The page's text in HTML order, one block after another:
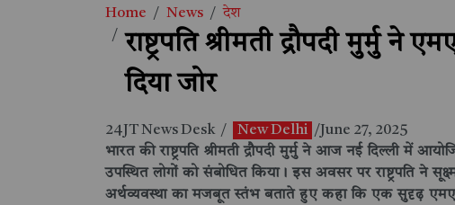
Home News देश
राष्ट्रपति श्रीमती द्रौपदी
दिया जोर
24JT News Desk / New Delhi /June 27, 2025
भारत की राष्ट्रपति श्रीमती द्रौपदी मुर्मु ने आज नई दिल्ली में
उपस्थित लोगों को संबोधित किया। इस अवसर पर राष्ट्रपति
अर्थव्यवस्था का मजबूत स्तंभ बताते हुए कहा कि एक सुदृढ़